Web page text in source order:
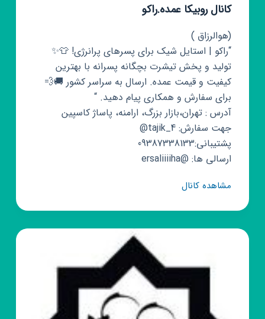
کانال روبیکا عمده.راکو
(هوالرزاق )
“راکو | استایل شیک برای پسرهای پرانرژی! 👕✨
تولید و پخش تیشرت بچگانه پسرانه با بهترین
کیفیت و قیمت عمده. ارسال به سراسر کشور 🚚💨
برای سفارش و همکاری پیام دهید. “
آدرس : تهران،بازار بزرگ، ارامنه، پاساژ کاسپین
جهت سفارش: tajik_4@
پشتیبانی:09387338133
ارسالی ها: @ersaliiiiha
مشاهده کانالکانال
عمده.راکو